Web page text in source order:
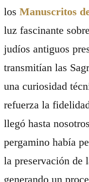
los Manuscritos
luz fascinante
judíos antiguos
transmitían las
una curiosidad
refuerza la
llegó hasta
pergamino había
la preservación de
generando un